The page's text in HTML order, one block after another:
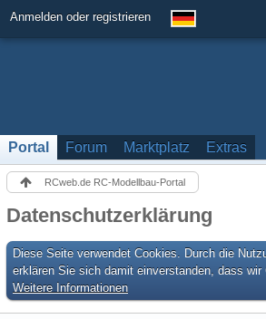
Anmelden oder registrieren
Portal Forum Marktplatz Extras
RCweb.de RC-Modellbau-Portal
Datenschutzerklärung
Diese Seite verwendet Cookies. Durch die
erklären Sie sich damit einverstanden, dass wir
Weitere Informationen